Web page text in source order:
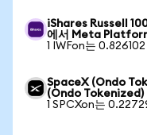
iShares Russell
에서 Meta
1 IWFon는
SpaceX (Ondo
(Ondo Tokenized)
1 SPCXon는